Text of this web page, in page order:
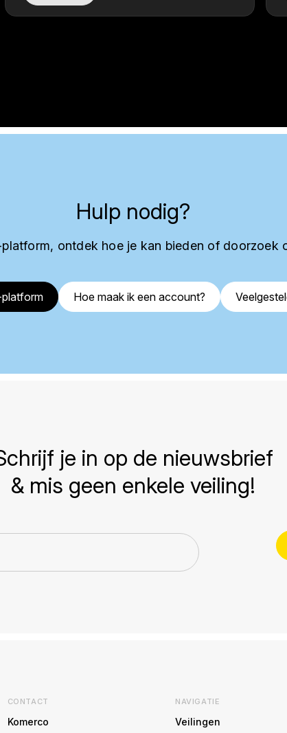
Hulp nodig?
ontdek hoe je kan bieden of doorzoek
Hoe maak ik een account?
je in op de nieuwsbrief
& mis geen enkele veiling!
CONTACT
Komerco
NAVIGATIE
Veilingen